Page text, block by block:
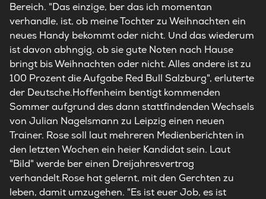
Bereich. "Das einzige, ber das ich momentan
verhandle, ist, ob meine Tochter zu Weihnachten ein
neues Handy bekommt oder nicht. Und das wiederum
ist davon abhngig, ob sie gute Noten nach Hause
bringt bis Weihnachten oder nicht. Alles andere ist zu
100 Prozent die Aufgabe Red Bull Salzburg", erluterte
der Deutsche.Hoffenheim bentigt kommenden
Sommer aufgrund des dann stattfindenden Wechsels
von Julian Nagelsmann zu Leipzig einen neuen
Trainer. Rose soll laut mehreren Medienberichten in
den letzten Wochen ein heier Kandidat sein. Laut
"Bild" werde ber einen Dreijahresvertrag
verhandelt.Rose hat gelernt, mit den Gerchten zu
leben, damit umzugehen. "Es ist euer Job, es ist